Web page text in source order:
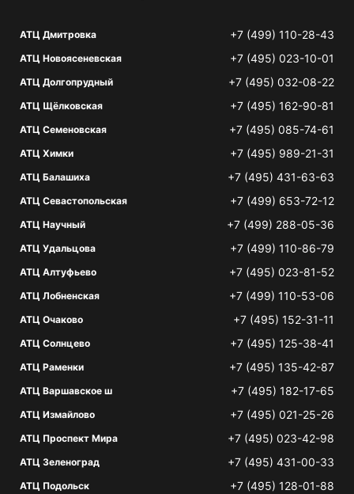
АТЦ Дмитровка +7 (499) 110-28-43
АТЦ Новоясеневская +7 (495) 023-10-01
АТЦ Долгопрудный +7 (495) 032-08-22
АТЦ Щёлковская +7 (495) 162-90-81
АТЦ Семеновская +7 (495) 085-74-61
АТЦ Химки +7 (495) 989-21-31
АТЦ Балашиха +7 (495) 431-63-63
АТЦ Севастопольская +7 (499) 653-72-12
АТЦ Научный +7 (499) 288-05-36
АТЦ Удальцова +7 (499) 110-86-79
АТЦ Алтуфьево +7 (495) 023-81-52
АТЦ Лобненская +7 (499) 110-53-06
АТЦ Очаково +7 (495) 152-31-11
АТЦ Солнцево +7 (495) 125-38-41
АТЦ Раменки +7 (495) 135-42-87
АТЦ Варшавское ш +7 (495) 182-17-65
АТЦ Измайлово +7 (495) 021-25-26
АТЦ Проспект Мира +7 (495) 023-42-98
АТЦ Зеленоград +7 (495) 431-00-33
АТЦ Подольск +7 (495) 128-01-88